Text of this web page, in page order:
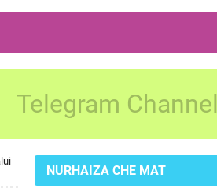
Telegram Channel
NURHAIZA CHE MAT